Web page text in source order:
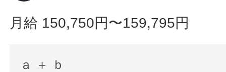
月給 150,750円〜159,795円
ａ ＋ ｂ